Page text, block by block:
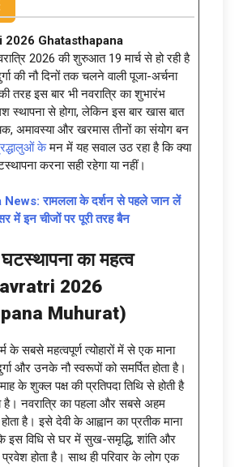
2026 Ghatasthapana
2026 की शुरुआत 19 मार्च से हो रही है
की नौ दिनों तक चलने वाली पूजा-अर्चना
तरह इस बार भी नवरात्रि का शुभारंभ
स्थापना से होगा, लेकिन इस बार खास बात
अमावस्या और खरमास तीनों का संयोग बन
केमन में यह सवाल उठ रहा है कि क्या
करना सही रहेगा या नहीं।
रामलला के दर्शन से पहले जान लें
में इन चीजों पर पूरी तरह बैन
का महत्व
2026
Muhurat)
के सबसे महत्वपूर्ण त्योहारों में से एक माना
और उनके नौ स्वरूपों को समर्पित होता है।
के शुक्ल पक्ष की प्रतिपदा तिथि से होती है
नवरात्रि का पहला और सबसे अहम
है। इसे देवी के आह्वान का प्रतीक माना
इस विधि से घर में सुख-समृद्धि, शांति और
होता है। साथ ही परिवार के लोग एक